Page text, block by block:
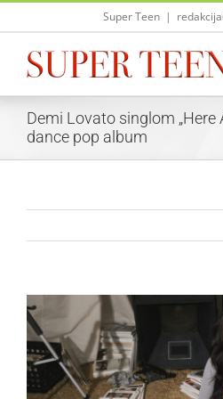
Skip
Super Teen |
Demi Lovato singlom „Here
dance pop album
View
Larger
Image